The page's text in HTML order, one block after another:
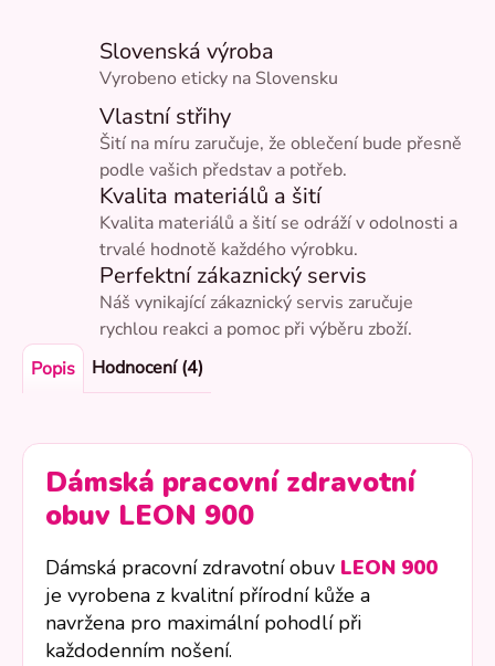
Slovenská výroba
Vyrobeno eticky na Slovensku
Vlastní střihy
Šití na míru zaručuje, že oblečení bude přesně
podle vašich představ a potřeb.
Kvalita materiálů a šití
Kvalita materiálů a šití se odráží v odolnosti a
trvalé hodnotě každého výrobku.
Perfektní zákaznický servis
Náš vynikající zákaznický servis zaručuje
rychlou reakci a pomoc při výběru zboží.
Popis
Hodnocení (4)
Dámská pracovní zdravotní
obuv LEON 900
Dámská pracovní zdravotní obuv LEON 900
je vyrobena z kvalitní přírodní kůže a
navržena pro maximální pohodlí při
každodenním nošení.